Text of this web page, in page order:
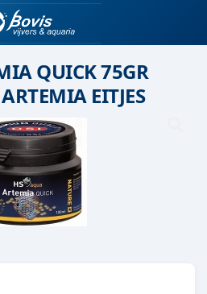
QUICK 75GR
EITJES